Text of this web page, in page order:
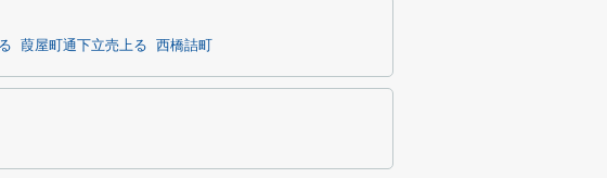
葭屋町通下立売上る 西橋詰町